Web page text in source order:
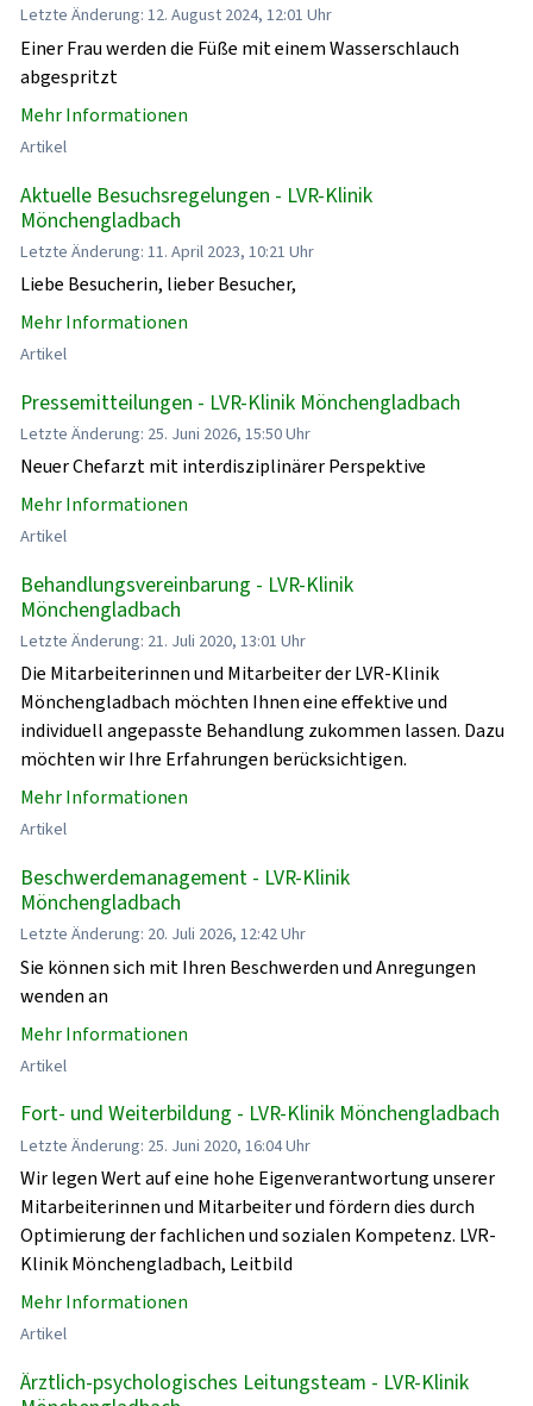
Letzte Änderung: 12. August 2024, 12:01 Uhr
Einer Frau werden die Füße mit einem Wasserschlauch
abgespritzt
Mehr Informationen
Artikel
Aktuelle Besuchsregelungen - LVR-Klinik
Mönchengladbach
Letzte Änderung: 11. April 2023, 10:21 Uhr
Liebe Besucherin, lieber Besucher,
Mehr Informationen
Artikel
Pressemitteilungen - LVR-Klinik Mönchengladbach
Letzte Änderung: 25. Juni 2026, 15:50 Uhr
Neuer Chefarzt mit interdisziplinärer Perspektive
Mehr Informationen
Artikel
Behandlungsvereinbarung - LVR-Klinik
Mönchengladbach
Letzte Änderung: 21. Juli 2020, 13:01 Uhr
Die Mitarbeiterinnen und Mitarbeiter der LVR-Klinik
Mönchengladbach möchten Ihnen eine effektive und
individuell angepasste Behandlung zukommen lassen. Dazu
möchten wir Ihre Erfahrungen berücksichtigen.
Mehr Informationen
Artikel
Beschwerdemanagement - LVR-Klinik
Mönchengladbach
Letzte Änderung: 20. Juli 2026, 12:42 Uhr
Sie können sich mit Ihren Beschwerden und Anregungen
wenden an
Mehr Informationen
Artikel
Fort- und Weiterbildung - LVR-Klinik Mönchengladbach
Letzte Änderung: 25. Juni 2020, 16:04 Uhr
Wir legen Wert auf eine hohe Eigenverantwortung unserer
Mitarbeiterinnen und Mitarbeiter und fördern dies durch
Optimierung der fachlichen und sozialen Kompetenz. LVR-
Klinik Mönchengladbach, Leitbild
Mehr Informationen
Artikel
Ärztlich-psychologisches Leitungsteam - LVR-Klinik